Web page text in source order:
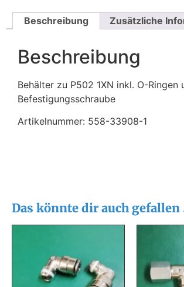
Beschreibung Zusätzliche
Beschreibung
Behälter zu P502 1XN inkl. O-Ringen
Befestigungsschraube
Artikelnummer: 558-33908-1
Das könnte dir auch